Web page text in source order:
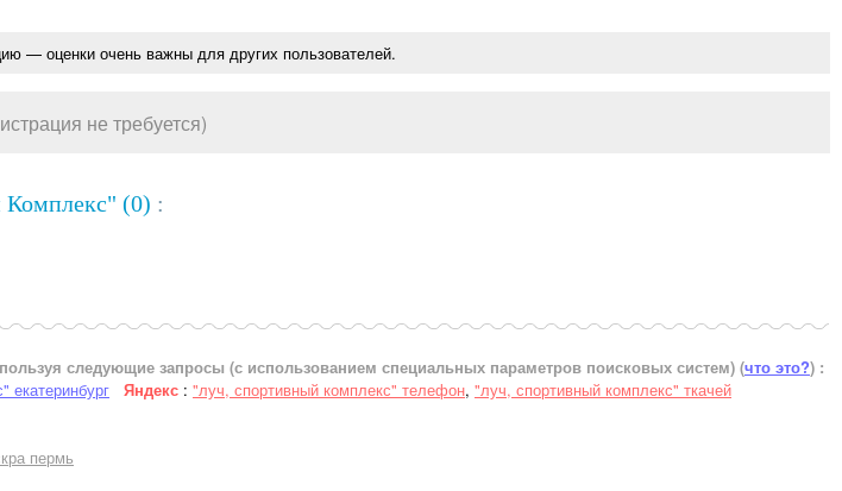
— оценки очень важны для других пользователей.
не требуется)
(0) :
следующие запросы (с использованием специальных параметров поисковых систем) (что это?) :
екатеринбург Яндекс : "луч, спортивный комплекс" телефон, "луч, спортивный комплекс" ткачей
пермь